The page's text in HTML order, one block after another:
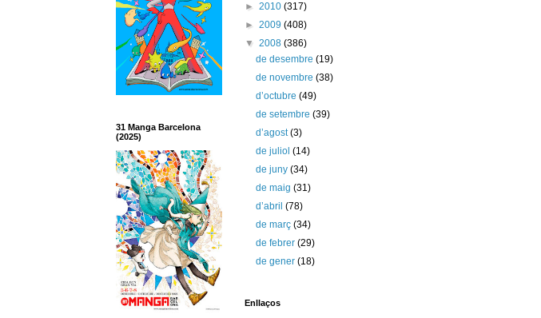
31 Manga Barcelona
(2025)
► 2010 (317)
► 2009 (408)
▼ 2008 (386)
de desembre(19)
de novembre(38)
d’octubre(49)
de setembre(39)
d’agost(3)
de juliol(14)
de juny(34)
de maig(31)
d’abril(78)
de març(34)
de febrer(29)
de gener(18)
Enllaços